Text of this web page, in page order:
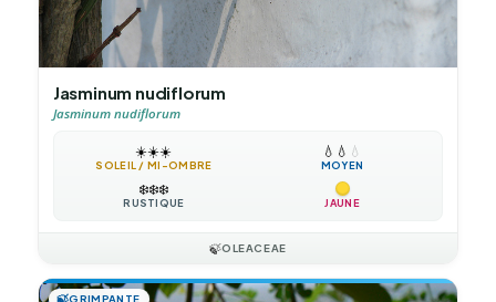
Jasminum nudiflorum
Jasminum nudiflorum
☀️☀️☀️
SOLEIL / MI-OMBRE
💧 💧 💧
MOYEN
❄️❄️❄️
RUSTIQUE JAUNE
🍃OLEACEAE
🍃GRIMPANTE